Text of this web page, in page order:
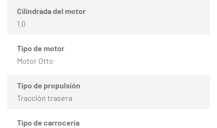
Cilindrada del motor
1.0
Tipo de motor
Motor Otto
Tipo de propulsión
Tracción trasera
Tipo de carrocería